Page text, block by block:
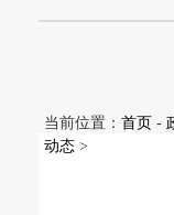
当前位置： 首页 -
动态 >